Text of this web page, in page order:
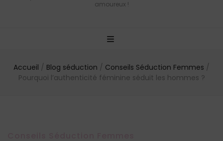
amoureux !
Accueil / Blog séduction / Conseils Séduction Femmes /
Pourquoi l’authenticité féminine séduit les hommes ?